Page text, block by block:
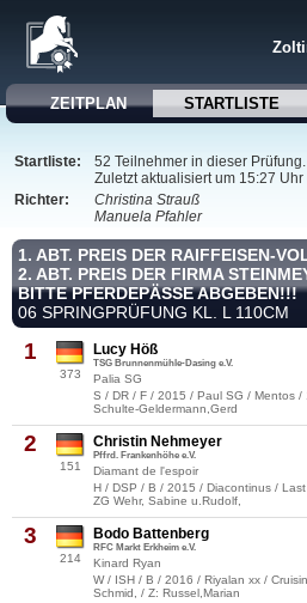
ZEITPLAN STARTLISTE
Startliste:
52 Teilnehmer in dieser Prüfung.
Zuletzt aktualisiert um 15:27
Richter:
Christina Strauß
Manuela Pfahler
1. ABT. PREIS DER RAIFFEISEN-
2. ABT. PREIS DER FIRMA
BITTE PFERDEPÄSSE ABGEBEN!!!
06 SPRINGPRÜFUNG KL. L 110CM
1
373
Lucy Höß
TSG Brunnenmühle-Dasing e.V.
Palia SG
S / DR / F / 2015 / Paul SG / Mentos
Schulte-Geldermann,Gerd
2
151
Christin Nehmeyer
Pffrd. Frankenhöhe e.V.
Diamant de l'espoir
H / DSP / B / 2015 / Diacontinus /
ZG Wehr, Sabine u.Rudolf,
3
214
Bodo Battenberg
RFC Markt Erkheim e.V.
Kinard Ryan
W / ISH / B / 2016 / Riyalan xx /
Schmid, / Z: Russel,Marian